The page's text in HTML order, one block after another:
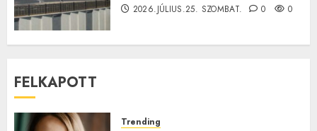
2026.JÚLIUS.25. SZOMBAT. 0 0
FELKAPOTT
Trending